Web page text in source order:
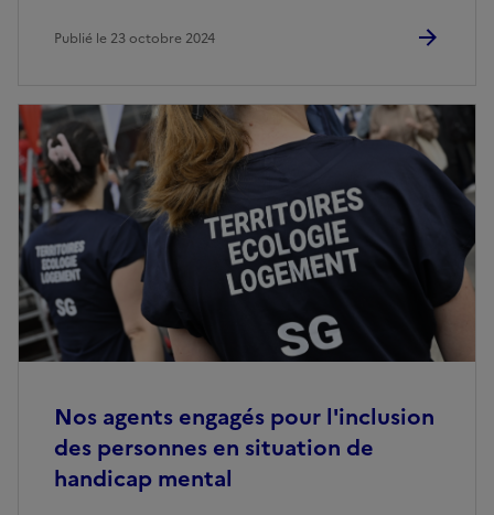
Publié le 23 octobre 2024
Nos agents engagés pour l'inclusion
des personnes en situation de
handicap mental
Image